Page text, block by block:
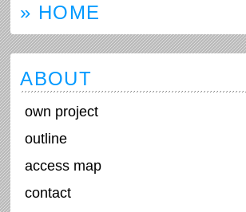
» HOME
ABOUT
own project
outline
access map
contact